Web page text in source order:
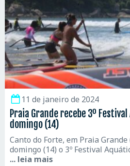
11 de janeiro de 2024
Praia Grande recebe 3º
domingo (14)
Canto do Forte, em Praia Grande
domingo (14) o 3º Festival
... leia mais